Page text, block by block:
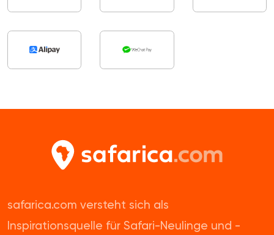
safarica.com versteht sich als
Inspirationsquelle für Safari-Neulinge und -